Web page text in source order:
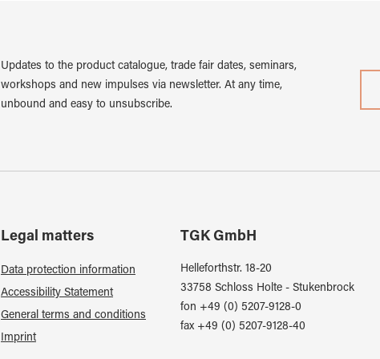
Updates to the product catalogue, trade fair dates, seminars,
workshops and new impulses via newsletter. At any time,
unbound and easy to unsubscribe.
Legal matters
Data protection information
Accessibility Statement
General terms and conditions
Imprint
TGK GmbH
Helleforthstr. 18-20
33758 Schloss Holte - Stukenbrock
fon +49 (0) 5207-9128-0
fax +49 (0) 5207-9128-40